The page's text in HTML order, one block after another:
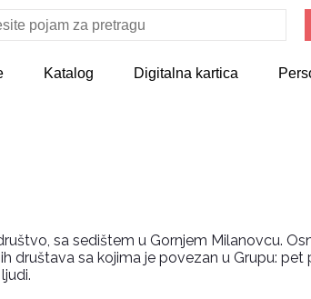
Katalog Digitalna kartica
sa sedištem u Gornjem Milanovcu.
društava sa kojima je povezan u Grupu: